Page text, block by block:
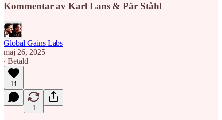
Kommentar av Karl Lans & Pär Ståhl
Global Gains Labs
maj 26, 2025
∙ Betald
11
1